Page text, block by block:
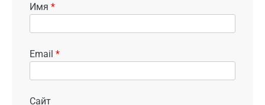
Имя *
Email *
Сайт